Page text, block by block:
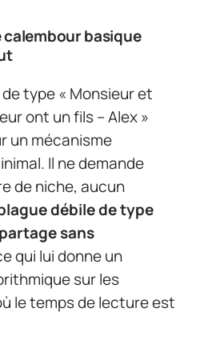
calembour basique
type « Monsieur et
ont un fils – Alex »
un mécanisme
Il ne demande
de niche, aucun
débile de type
sans
qui lui donne un
sur les
le temps de lecture est